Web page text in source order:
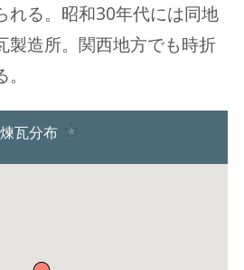
れる。昭和30年代には同地
製造所。関西地方でも時折